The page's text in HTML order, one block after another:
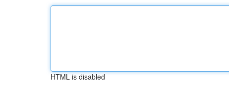
HTML is disabled